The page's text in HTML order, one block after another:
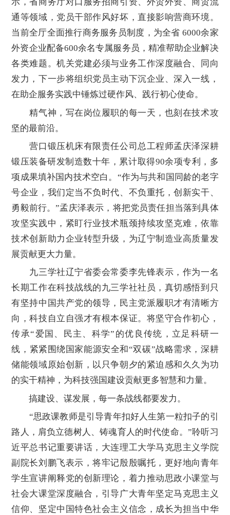
通等领域，党员干部作风好坏，直接影响营商环境。
当前全厅全面推行商务服务员制度，为全省 6000余家
外资企业配备600余名专属服务员，精准帮助企业解决
各类难题。机关党建必须与业务工作深度融合、同向
发力，下一步将组织党员主动下沉企业、深入一线，
在助企服务实践中锤炼过硬作风、践行初心使命。
精气神，写在岗位履职的每一天，也刻在技术攻
坚的最前沿。
营口锻压机床有限责任公司总工程师孟庆泽深耕
锻压装备研发制造数十年，累计取得90余项专利，多
项成果填补国内技术空白。“作为与共和国同龄的老字
号企业，我们定当不负时代、不负重托，创新实干、
勇毅前行。”孟庆泽表示，将把党员责任担当落到具体
攻坚实践中，紧盯行业技术瓶颈持续攻坚克难，依靠
技术创新助力企业转型升级，为辽宁制造业高质量发
展贡献更大力量。
九三学社辽宁省委会常委李先锋表示，作为一名
长期工作在科技战线的九三学社社员，真切感悟到只
有坚持中国共产党的领导，民主党派履职才有清晰方
向，科技自立自强才有根本保证。将坚守合作初心，
传承“爱国、民主、科学”的优良传统，立足科研一
线，紧紧围绕国家能源安全和“双碳”战略需求，深耕
储能领域原始创新，以只争朝夕的紧迫感和久久为功
的实干精神，为科技强国建设贡献更多智慧和力量。
搞建设、谋发展，每一条战线都要发力。
“思政课教师是引导青年扣好人生第一粒扣子的引
路人，肩负立德树人、铸魂育人的时代使命。”聆听习
近平总书记重要讲话，大连理工大学马克思主义学院
副院长刘鹏飞表示，将牢记殷殷嘱托，更好地向青年
学生宣讲阐释党的创新理论，着力推动思政小课堂与
社会大课堂深度融合，引导广大青年坚定马克思主义
信仰、坚定中国特色社会主义信念，成长为担当中华